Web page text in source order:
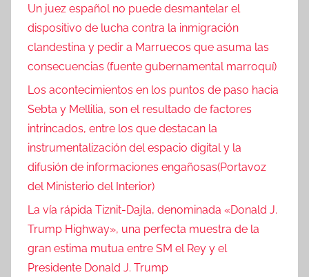
Un juez español no puede desmantelar el
dispositivo de lucha contra la inmigración
clandestina y pedir a Marruecos que asuma las
consecuencias (fuente gubernamental marroquí)
Los acontecimientos en los puntos de paso hacia
Sebta y Mellilia, son el resultado de factores
intrincados, entre los que destacan la
instrumentalización del espacio digital y la
difusión de informaciones engañosas(Portavoz
del Ministerio del Interior)
La vía rápida Tiznit-Dajla, denominada «Donald J.
Trump Highway», una perfecta muestra de la
gran estima mutua entre SM el Rey y el
Presidente Donald J. Trump